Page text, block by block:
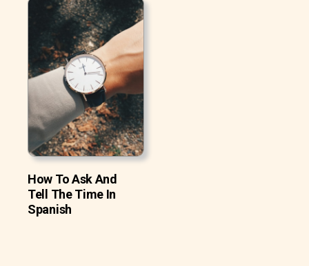
How To Ask And
Tell The Time In
Spanish